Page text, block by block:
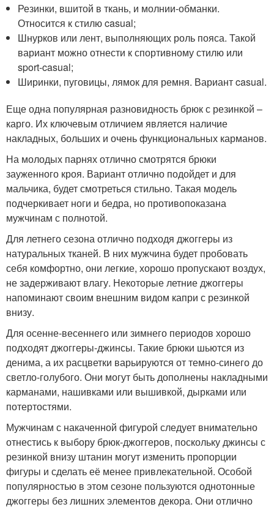
Резинки, вшитой в ткань, и молнии-обманки.
Относится к стилю casual;
Шнурков или лент, выполняющих роль пояса. Такой
вариант можно отнести к спортивному стилю или
sport-casual;
Ширинки, пуговицы, лямок для ремня. Вариант casual.
Еще одна популярная разновидность брюк с резинкой –
карго. Их ключевым отличием является наличие
накладных, больших и очень функциональных карманов.
На молодых парнях отлично смотрятся брюки
зауженного кроя. Вариант отлично подойдет и для
мальчика, будет смотреться стильно. Такая модель
подчеркивает ноги и бедра, но противопоказана
мужчинам с полнотой.
Для летнего сезона отлично подходя джоггеры из
натуральных тканей. В них мужчина будет пробовать
себя комфортно, они легкие, хорошо пропускают воздух,
не задерживают влагу. Некоторые летние джоггеры
напоминают своим внешним видом капри с резинкой
внизу.
Для осенне-весеннего или зимнего периодов хорошо
подходят джоггеры-джинсы. Такие брюки шьются из
денима, а их расцветки варьируются от темно-синего до
светло-голубого. Они могут быть дополнены накладными
карманами, нашивками или вышивкой, дырками или
потертостями.
Мужчинам с накаченной фигурой следует внимательно
отнестись к выбору брюк-джоггеров, поскольку джинсы с
резинкой внизу штанин могут изменить пропорции
фигуры и сделать её менее привлекательной. Особой
популярностью в этом сезоне пользуются однотонные
джоггеры без лишних элементов декора. Они отлично